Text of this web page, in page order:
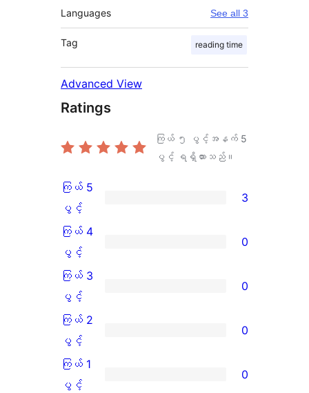
Languages See all 3
Tag reading time
Advanced View
Ratings
ကြယ် ၅ ပွင့်အနက် 5
ပွင့် ရရှိထားသည်။
ကြယ်
5
ပွင့်
အဆင့်
သုံးသပ်
ကြယ် 5
ပွင့်
3
ကြယ်
4
ပွင့်
အဆင့်
သုံးသပ်
ကြယ် 4
ပွင့်
0
ကြယ်
3
ပွင့်
အဆင့်
သုံးသပ်
ကြယ် 3
ပွင့်
0
ကြယ်
2
ပွင့်
ကြယ် 2
ပွင့်
0
ကြယ်
ကြယ် 1
ပွင့်
0